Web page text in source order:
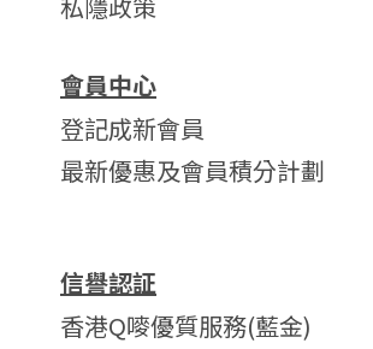
會員中心
登記成新會員
最新優惠及會員積分計劃
信譽認証
香港Q嘜優質服務(藍金)